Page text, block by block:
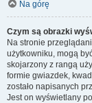
Na górę
Czym są obrazki
Na stronie
użytkowniku, mogą
skojarzony z rangą
formie gwiazdek,
zostało napisanych
Jest on wyświetlany